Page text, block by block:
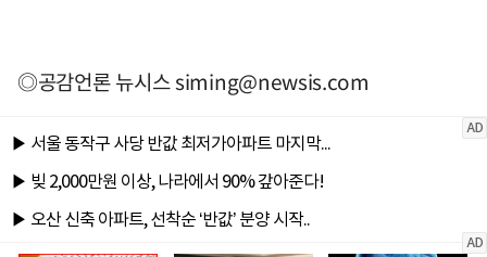
◎공감언론 뉴시스siming@newsis.com